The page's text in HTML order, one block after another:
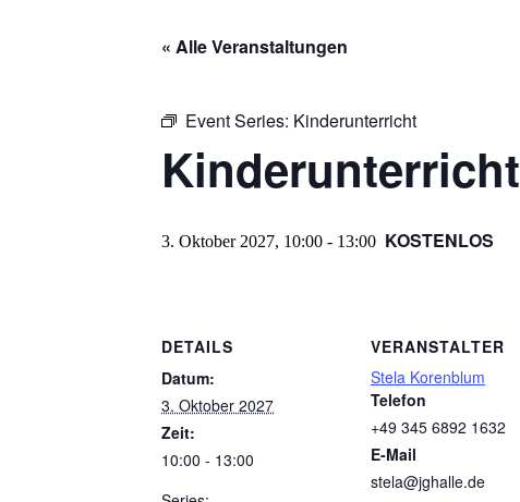
« Alle Veranstaltungen
Event Series: Kinderunterricht
Kinderunterricht
3. Oktober 2027, 10:00 - 13:00 KOSTENLOS
DETAILS
Datum:
3. Oktober 2027
Zeit:
10:00 - 13:00
VERANSTALTER
Stela Korenblum
Telefon
+49 345 6892 1632
E-Mail
stela@jghalle.de